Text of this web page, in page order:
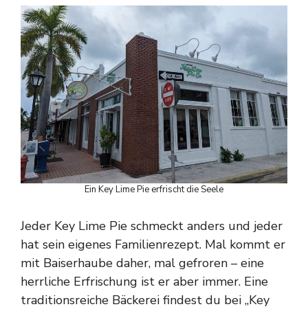
Ein Key Lime Pie erfrischt die Seele
Jeder Key Lime Pie schmeckt anders und jeder
hat sein eigenes Familienrezept. Mal kommt er
mit Baiserhaube daher, mal gefroren – eine
herrliche Erfrischung ist er aber immer. Eine
traditionsreiche Bäckerei findest du bei „Key